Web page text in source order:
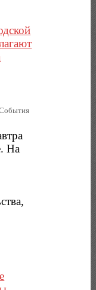
На